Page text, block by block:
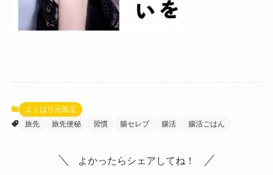
よくばり元気玉
旅先
旅先便秘 習慣 腸セレブ 腸活 腸活ごはん
よかったらシェアしてね！